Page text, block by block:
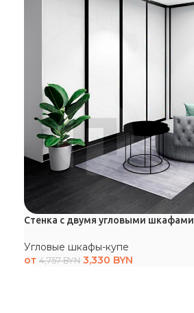
Стенка с двумя угловыми шкафами
Угловые шкафы-купе
от 4,757BYN 3,330 BYN